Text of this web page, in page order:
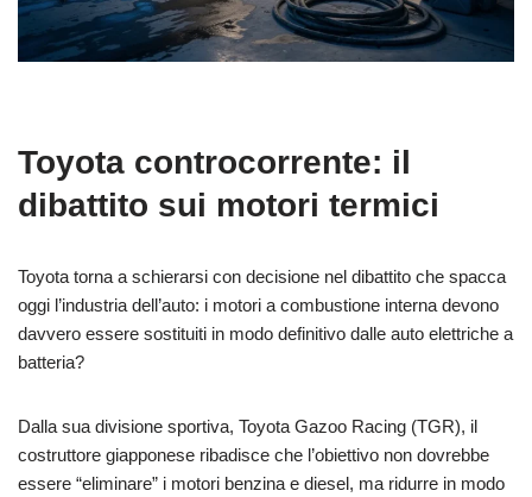
Toyota controcorrente: il
dibattito sui motori termici
Toyota torna a schierarsi con decisione nel dibattito che spacca
oggi l’industria dell’auto: i motori a combustione interna devono
davvero essere sostituiti in modo definitivo dalle auto elettriche a
batteria?
Dalla sua divisione sportiva, Toyota Gazoo Racing (TGR), il
costruttore giapponese ribadisce che l’obiettivo non dovrebbe
essere “eliminare” i motori benzina e diesel, ma ridurre in modo